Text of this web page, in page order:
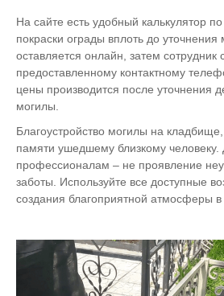
На сайте есть удобный калькулятор
покраски ограды вплоть до уточнения
оставляется онлайн, затем сотрудник
предоставленному контактному
цены производится после уточнения
могилы.
Благоустройство могилы на
памяти ушедшему близкому человеку.
профессионалам – не проявление
заботы. Используйте все доступные
создания благоприятной атмосферы в